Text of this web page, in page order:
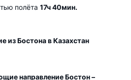
полёта 17ч 40мин.
из Бостона в Казахстан
направление Бостон –